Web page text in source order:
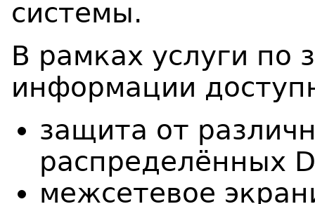
системы.
В рамках услуги по
информации
защита от
распределённых
межсетевое